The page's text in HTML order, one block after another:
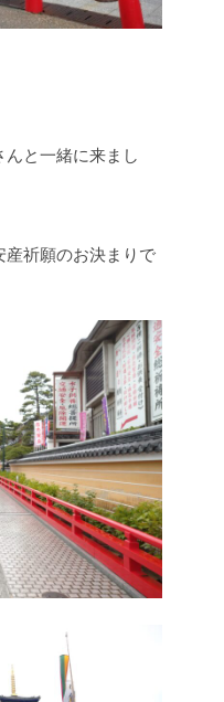
と一緒に来まし
産祈願のお決まりで